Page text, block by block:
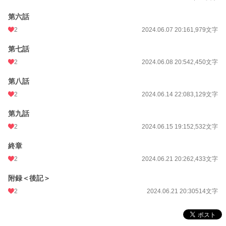
年間ポイント
第六話
2 2024.06.07 20:161,979文字
第七話
2 2024.06.08 20:542,450文字
第八話
2 2024.06.14 22:083,129文字
第九話
2 2024.06.15 19:152,532文字
終章
2 2024.06.21 20:262,433文字
附録＜後記＞
2 2024.06.21 20:30514文字